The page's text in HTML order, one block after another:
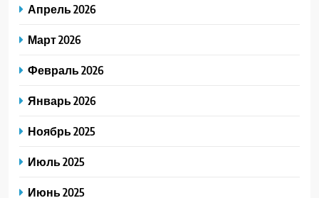
Апрель 2026
Март 2026
Февраль 2026
Январь 2026
Ноябрь 2025
Июль 2025
Июнь 2025